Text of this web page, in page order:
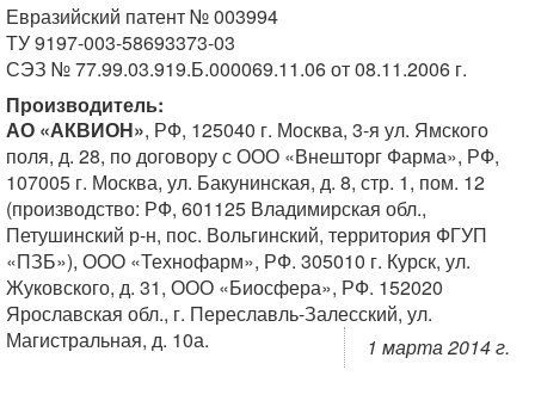
Евразийский патент № 003994
ТУ 9197-003-58693373-03
СЭЗ № 77.99.03.919.Б.000069.11.06 от 08.11.2006 г.
Производитель:
АО «АКВИОН», РФ, 125040 г. Москва, 3-я ул. Ямского
поля, д. 28, по договору с ООО «Внешторг Фарма», РФ,
107005 г. Москва, ул. Бакунинская, д. 8, стр. 1, пом. 12
(производство: РФ, 601125 Владимирская обл.,
Петушинский р-н, пос. Вольгинский, территория ФГУП
«ПЗБ»), ООО «Технофарм», РФ. 305010 г. Курск, ул.
Жуковского, д. 31, ООО «Биосфера», РФ. 152020
Ярославская обл., г. Переславль-Залесский, ул.
Магистральная, д. 10а.
1 марта 2014 г.